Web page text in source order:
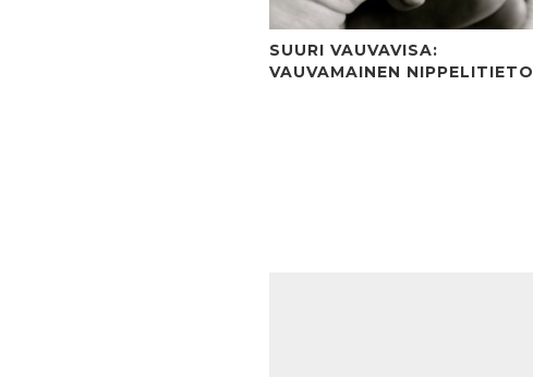
SUURI VAUVAVISA:
VAUVAMAINEN NIPPELITIETO